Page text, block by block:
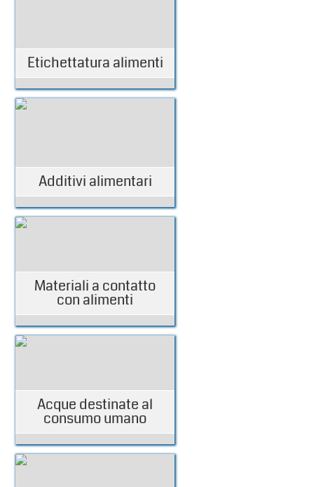
Etichettatura alimenti
Additivi alimentari
Materiali a contatto
con alimenti
Acque destinate al
consumo umano